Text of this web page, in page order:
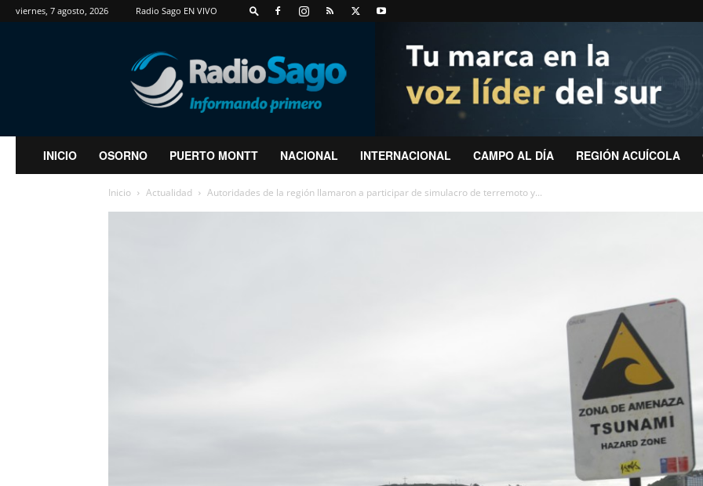
viernes, 7 agosto, 2026 Radio Sago EN VIVO
RadioSago
INICIO OSORNO PUERTO MONTT NACIONAL INTERNACIONAL CAMPO AL DÍA REGIÓN ACUÍCOLA
Inicio Actualidad Autoridades de la región llamaron a participar de simulacro de terremoto y...